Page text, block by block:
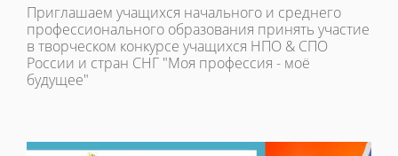
Приглашаем учащихся начального и среднего
профессионального образования принять участие
в творческом конкурсе учащихся НПО & СПО
России и стран СНГ "Моя профессия - моё
будущее"